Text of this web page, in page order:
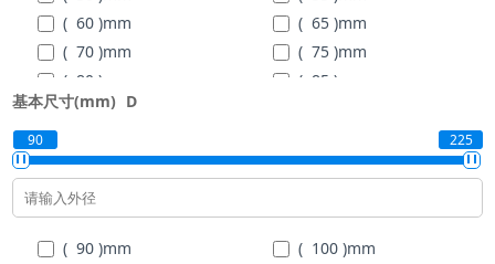
( 60 )mm ( 65 )mm
( 70 )mm ( 75 )mm
( 80 )
( 85 )
( 90 )mm
基本尺寸(mm) D
90 225
( 90 )mm ( 100 )mm